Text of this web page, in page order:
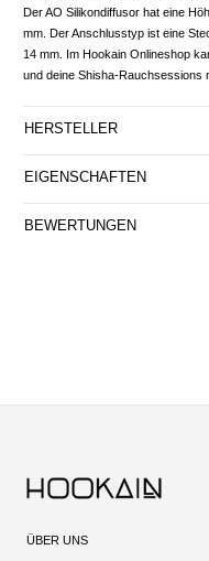
Der AO Silikondiffusor hat eine
mm. Der Anschlusstyp ist eine
14 mm. Im Hookain Onlineshop
und deine Shisha-Rauchsessions
HERSTELLER
EIGENSCHAFTEN
BEWERTUNGEN
ÜBER UNS